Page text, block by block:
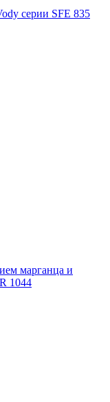
серии SFE 835
марганца и
1044